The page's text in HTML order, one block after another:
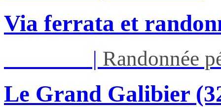
Via ferrata et
| Randonnée
Le Grand Galibier